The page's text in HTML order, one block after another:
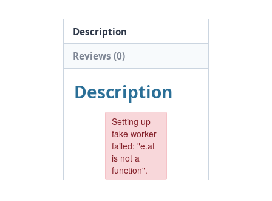
quantity
Description
Reviews (0)
Description